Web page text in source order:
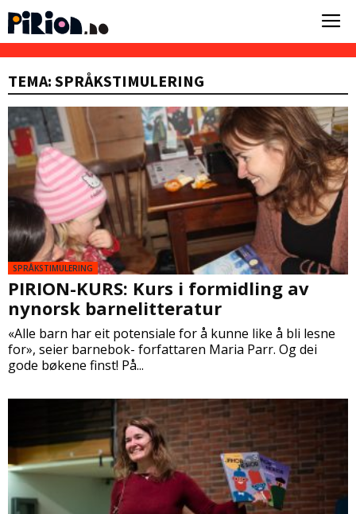
TEMA: SPRÅKSTIMULERING
SPRÅKSTIMULERING
PIRION-KURS: Kurs i formidling av
nynorsk barnelitteratur
«Alle barn har eit potensiale for å kunne like å bli lesne
for», seier barnebok- forfattaren Maria Parr. Og dei
gode bøkene finst! På...